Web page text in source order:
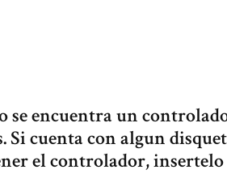
encuentra un
cuenta con algun
el controlador, insertelo